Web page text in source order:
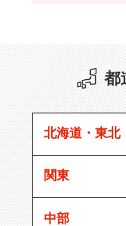
都
北海道・東北
関東
中部